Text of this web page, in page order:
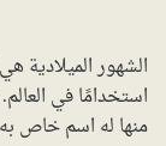
الشهور الميلادية
منها له اسم خاص